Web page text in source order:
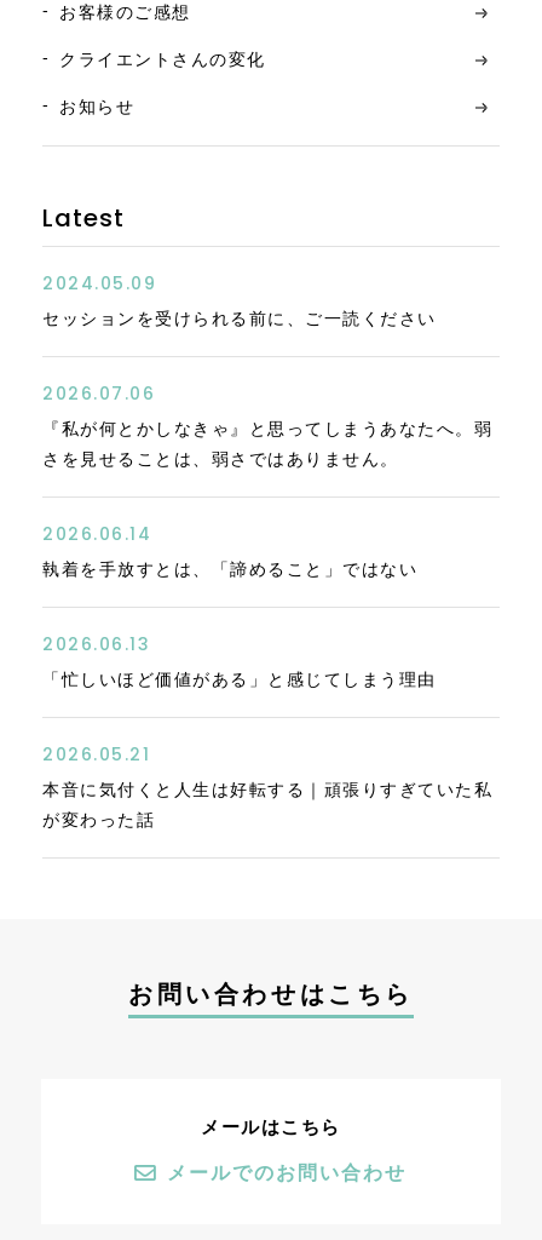
お客様のご感想
クライエントさんの変化
お知らせ
Latest
2024.05.09
セッションを受けられる前に、ご一読ください
2026.07.06
『私が何とかしなきゃ』と思ってしまうあなたへ。弱
さを見せることは、弱さではありません。
2026.06.14
執着を手放すとは、「諦めること」ではない
2026.06.13
「忙しいほど価値がある」と感じてしまう理由
2026.05.21
本音に気付くと人生は好転する｜頑張りすぎていた私
が変わった話
お問い合わせはこちら
メールはこちら
メールでのお問い合わせ